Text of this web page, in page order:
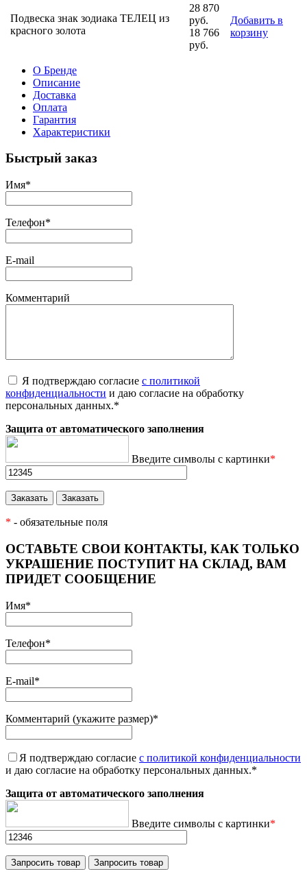
Подвеска знак зодиака ТЕЛЕЦ из
красного золота
28 870
руб.
18 766
руб.
Добавить в
корзину
О Бренде
Описание
Доставка
Оплата
Гарантия
Характеристики
Быстрый заказ
Имя*
Телефон*
E-mail
Комментарий
Я подтверждаю согласие с политикой
конфиденциальности и даю согласие на обработку
персональных данных.*
Защита от автоматического заполнения
Введите символы с картинки*
* - обязательные поля
ОСТАВЬТЕ СВОИ КОНТАКТЫ, КАК ТОЛЬКО
УКРАШЕНИЕ ПОСТУПИТ НА СКЛАД, ВАМ
ПРИДЕТ СООБЩЕНИЕ
Имя*
Телефон*
E-mail*
Комментарий (укажите размер)*
Я подтверждаю согласие с политикой конфиденциальности
и даю согласие на обработку персональных данных.*
Защита от автоматического заполнения
Введите символы с картинки*